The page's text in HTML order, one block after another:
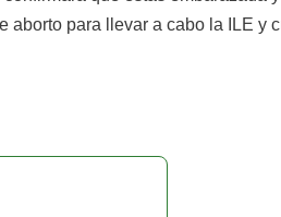
aborto para llevar a cabo la ILE y